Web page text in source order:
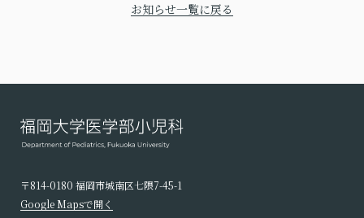
お知らせ一覧に戻る
〒814-0180 福岡市城南区七隈7-45-1
Google Mapsで開く